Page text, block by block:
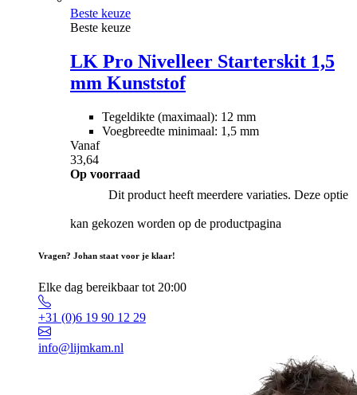
Beste keuze
Beste keuze
LK Pro Nivelleer Starterskit 1,5
mm Kunststof
Tegeldikte (maximaal): 12 mm
Voegbreedte minimaal: 1,5 mm
Vanaf
33,64
Op voorraad
Dit product heeft meerdere variaties. Deze optie
kan gekozen worden op de productpagina
Vragen? Johan staat voor je klaar!
Elke dag bereikbaar tot 20:00
+31 (0)6 19 90 12 29
info@lijmkam.nl